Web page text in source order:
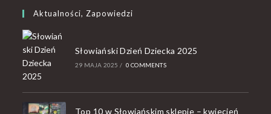
Aktualności, Zapowiedzi
Słowiański Dzień Dziecka 2025
29 MAJA 2025 / 0 COMMENTS
Top 10 w Słowiańskim sklepie – kwiecień